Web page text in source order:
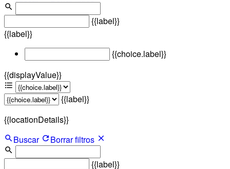
{{label}}
{{label}}
{{choice.label}}
{{displayValue}}
{{label}}
{{locationDetails}}
Buscar
Borrar filtros
{{label}}